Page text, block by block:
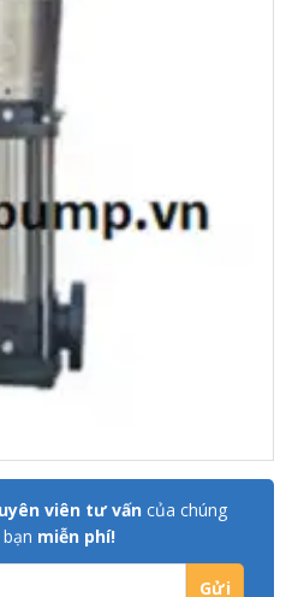
viên tư vấn của chúng
miễn phí!